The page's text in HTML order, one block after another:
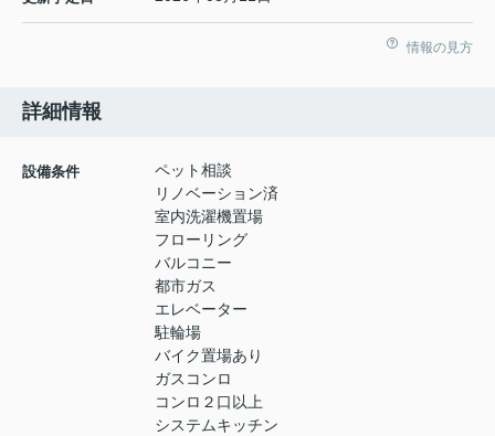
情報の見方
詳細情報
設備条件
ペット相談
リノベーション済
室内洗濯機置場
フローリング
バルコニー
都市ガス
エレベーター
駐輪場
バイク置場あり
ガスコンロ
コンロ２口以上
システムキッチン